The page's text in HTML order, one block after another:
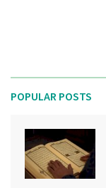
POPULAR POSTS